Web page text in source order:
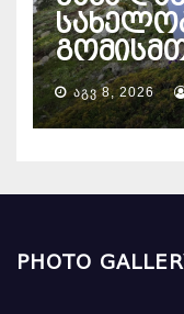
ᲐᲒᲕ 8, 2026
PHOTO